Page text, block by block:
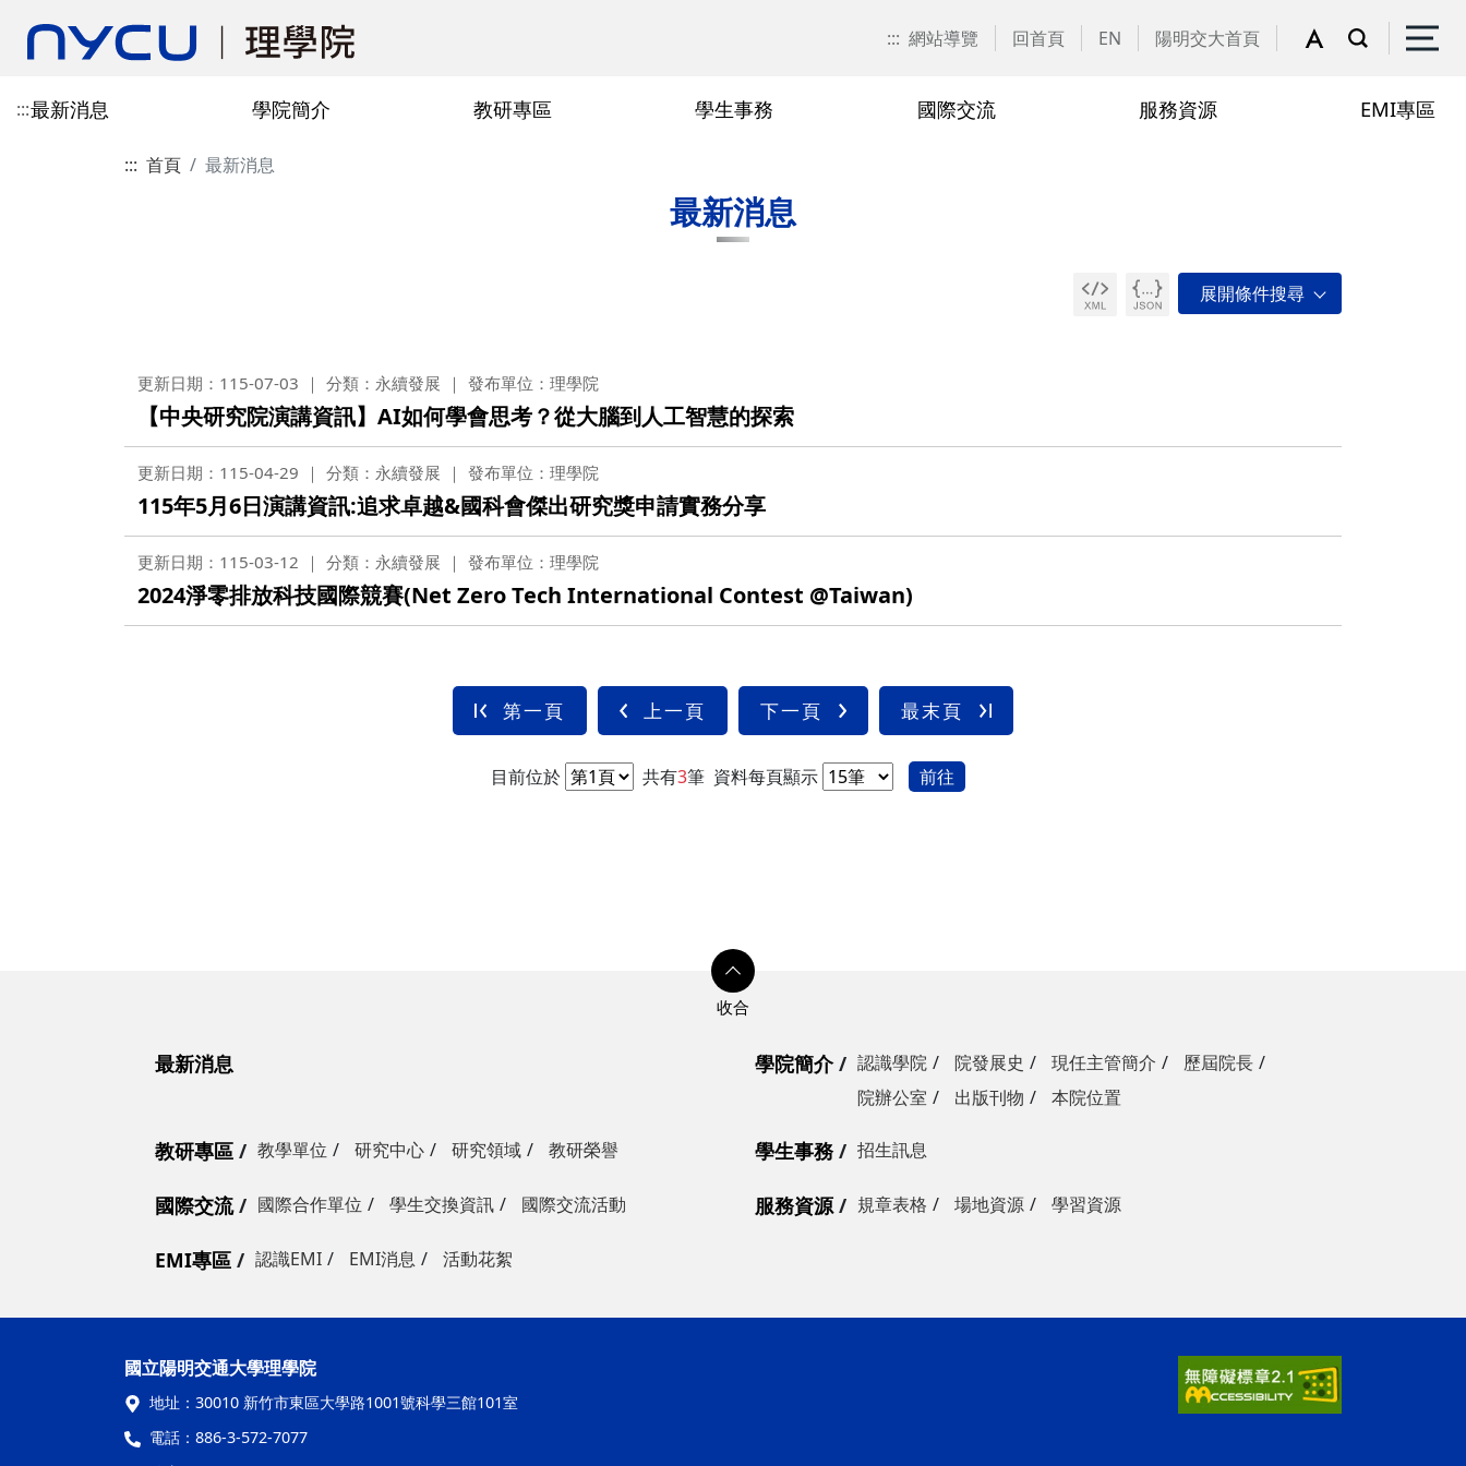
::: 網站導覽 回首頁 EN 陽明交大首頁
:::最新消息 學院簡介 教研專區 學生事務 國際交流 服務資源 EMI專區
::: 首頁 最新消息
最新消息
更新日期：115-07-03 分類：永續發展 發布單位：理學院
【中央研究院演講資訊】AI如何學會思考？從大腦到人工智慧的探索
更新日期：115-04-29 分類：永續發展 發布單位：理學院
115年5月6日演講資訊:追求卓越&國科會傑出研究獎申請實務分享
更新日期：115-03-12 分類：永續發展 發布單位：理學院
2024淨零排放科技國際競賽(Net Zero Tech International Contest @Taiwan)
第一頁 上一頁 下一頁 最末頁
目前位於 共有3筆 資料每頁顯示 前往
最新消息 學院簡介 認識學院 院發展史 現任主管簡介
歷屆院長
院辦公室
出版刊物 本院位置
教研專區 教學單位 研究中心 研究領域 教研榮譽 學生事務 招生訊息
國際交流 國際合作單位 學生交換資訊 國際交流活動 服務資源 規章表格 場地資源 學習資源
EMI專區 認識EMI EMI消息 活動花絮
國立陽明交通大學理學院
地址： 30010 新竹市東區大學路1001號科學三館101室
電話： 886-3-572-7077